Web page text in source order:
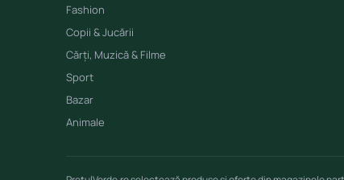
Fashion
Copii & Jucării
Cărți, Muzică & Filme
Sport
Bazar
Animale